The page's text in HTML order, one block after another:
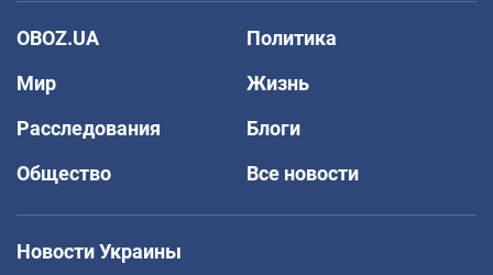
OBOZ.UA
Политика
Мир
Жизнь
Расследования
Блоги
Общество
Все новости
Новости Украины